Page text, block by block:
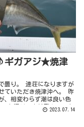
ギガアジ★焼津
曇り。 連荘になりますが
ていただき焼津沖へ。 昨
、相変わらず潮は良い色
も通りの鳥は飛んでいな
らボートを進めます。 し
2023.07.14